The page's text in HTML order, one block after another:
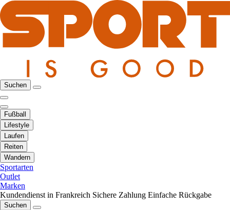
Suchen
Fußball
Lifestyle
Laufen
Reiten
Wandern
Sportarten
Outlet
Marken
Kundendienst in Frankreich Sichere Zahlung Einfache Rückgabe
Suchen